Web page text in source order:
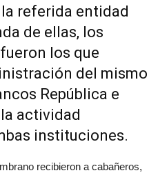
referida entidad
de ellas, los
los que
del mismo
República e
actividad
instituciones.
recibieron a cabañeros,